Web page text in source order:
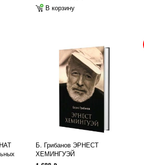
В корзину
Б. Грибанов ЭРНЕСТ
ХЕМИНГУЭЙ